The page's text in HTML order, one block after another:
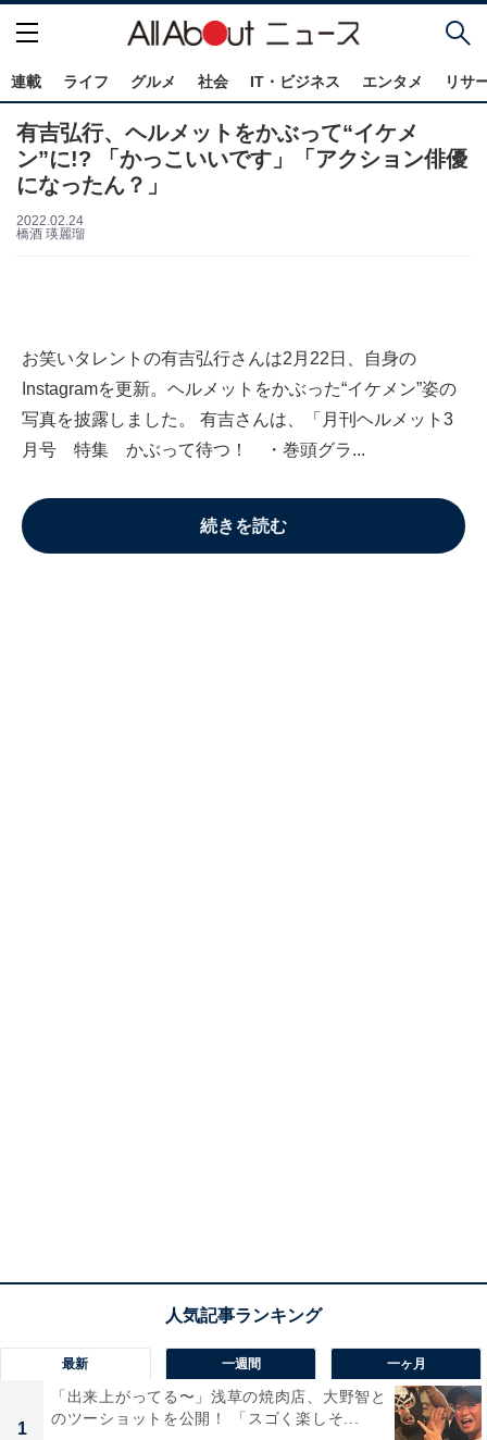
連載 ライフ グルメ 社会 IT・ビジネス エンタメ リサ
有吉弘行、ヘルメットをかぶって“イケメ
ン”に!? 「かっこいいです」「アクション俳優
になったん？」
2022.02.24
橋酒 瑛麗瑠
お笑いタレントの有吉弘行さんは2月22日、自身の
Instagramを更新。ヘルメットをかぶった“イケメン”姿の
写真を披露しました。 有吉さんは、「月刊ヘルメット3
月号 特集 かぶって待つ！ ・巻頭グラ...
続きを読む
最新 一週間 一ヶ月
1
「出来上がってる〜」浅草の焼肉店、大野智と
のツーショットを公開！ 「スゴく楽しそ...